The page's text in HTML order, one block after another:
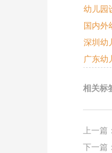
幼儿园
国内外
深圳幼
广东幼
相关标
上一篇：
下一篇：